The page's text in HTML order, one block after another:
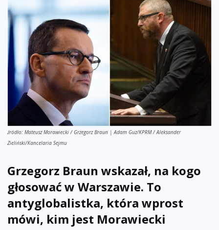
źródło: Mateusz Morawiecki / Grzegorz Braun | Adam Guz/KPRM / Aleksander
Zieliński/Kancelaria Sejmu
Grzegorz Braun wskazał, na kogo
głosować w Warszawie. To
antyglobalistka, która wprost
mówi, kim jest Morawiecki